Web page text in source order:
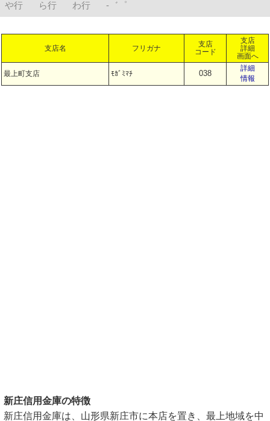
や行
ら行 わ行 -゛゜
支店名 フリガナ
支店
コード
支店
詳細
画面へ
最上町支店 ﾓｶﾞﾐﾏﾁ 038
詳細
情報
新庄信用金庫の特徴
新庄信用金庫は、山形県新庄市に本店を置き、最上地域を中